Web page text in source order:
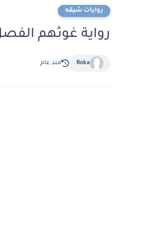
روايات شيقه
رواية غوثهم الفصل
Roka منذ عام